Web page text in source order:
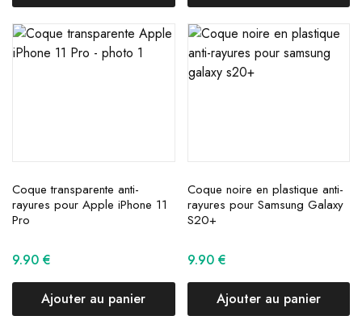
Coque transparente anti-
rayures pour Apple iPhone 11
Pro
9.90 €
Ajouter au panier
Coque noire en plastique anti-
rayures pour Samsung Galaxy
S20+
9.90 €
Ajouter au panier